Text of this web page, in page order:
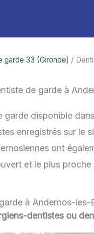
garde 33 (Gironde) /
de garde à
garde disponible
enregistrés sur le
ont
et le plus
à Andernos-les-
dentistes ou